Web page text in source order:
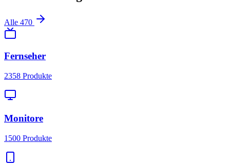
Alle 470
Fernseher
2358 Produkte
Monitore
1500 Produkte